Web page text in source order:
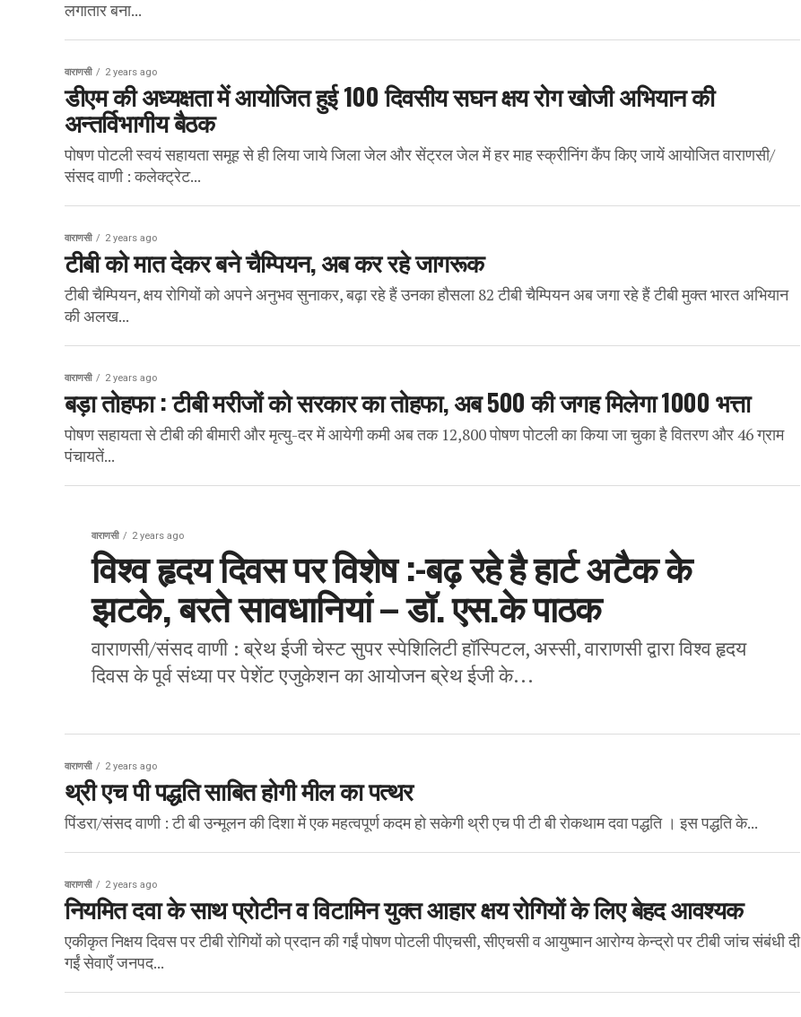
लगातार बना...
वाराणसी 2 years ago
डीएम की अध्यक्षता में आयोजित हुई 100 दिवसीय सघन क्षय रोग खोजी अभियान की
अन्तर्विभागीय बैठक
पोषण पोटली स्वयं सहायता समूह से ही लिया जाये जिला जेल और सेंट्रल जेल में हर माह स्क्रीनिंग कैंप किए जायें आयोजित वाराणसी/
संसद वाणी : कलेक्ट्रेट...
वाराणसी 2 years ago
टीबी को मात देकर बने चैम्पियन, अब कर रहे जागरूक
टीबी चैम्पियन, क्षय रोगियों को अपने अनुभव सुनाकर, बढ़ा रहे हैं उनका हौसला 82 टीबी चैम्पियन अब जगा रहे हैं टीबी मुक्त भारत अभियान
की अलख...
वाराणसी 2 years ago
बड़ा तोहफा : टीबी मरीजों को सरकार का तोहफा, अब 500 की जगह मिलेगा 1000 भत्ता
पोषण सहायता से टीबी की बीमारी और मृत्यु-दर में आयेगी कमी अब तक 12,800 पोषण पोटली का किया जा चुका है वितरण और 46 ग्राम
पंचायतें...
वाराणसी 2 years ago
विश्व हृदय दिवस पर विशेष :-बढ़ रहे है हार्ट अटैक के
झटके, बरते सावधानियां – डॉ. एस.के पाठक
वाराणसी/संसद वाणी : ब्रेथ ईजी चेस्ट सुपर स्पेशिलिटी हॉस्पिटल, अस्सी, वाराणसी द्वारा विश्व हृदय
दिवस के पूर्व संध्या पर पेशेंट एजुकेशन का आयोजन ब्रेथ ईजी के...
वाराणसी 2 years ago
थ्री एच पी पद्धति साबित होगी मील का पत्थर
पिंडरा/संसद वाणी : टी बी उन्मूलन की दिशा में एक महत्वपूर्ण कदम हो सकेगी थ्री एच पी टी बी रोकथाम दवा पद्धति । इस पद्धति के...
वाराणसी 2 years ago
नियमित दवा के साथ प्रोटीन व विटामिन युक्त आहार क्षय रोगियों के लिए बेहद आवश्यक
एकीकृत निक्षय दिवस पर टीबी रोगियों को प्रदान की गईं पोषण पोटली पीएचसी, सीएचसी व आयुष्मान आरोग्य केन्द्रो पर टीबी जांच संबंधी दी
गईं सेवाएँ जनपद...